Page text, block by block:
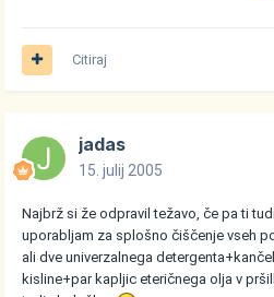
Citiraj
jadas
15. julij 2005
Najbrž si že odpravil težavo, če pa ti
uporabljam za splošno čiščenje vseh
ali dve univerzalnega
kisline+par kapljic eteričnega olja v